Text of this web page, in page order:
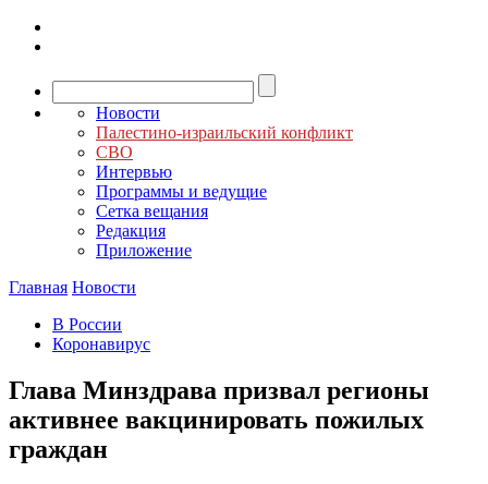
Новости
Палестино-израильский конфликт
СВО
Интервью
Программы и ведущие
Сетка вещания
Редакция
Приложение
Главная Новости
В России
Коронавирус
Глава Минздрава призвал регионы
активнее вакцинировать пожилых
граждан